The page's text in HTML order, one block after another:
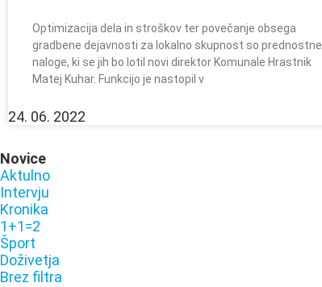
Optimizacija dela in stroškov ter povečanje obsega
gradbene dejavnosti za lokalno skupnost so prednostne
naloge, ki se jih bo lotil novi direktor Komunale Hrastnik
Matej Kuhar. Funkcijo je nastopil v
24. 06. 2022
Novice
Aktulno
Intervju
Kronika
1+1=2
Šport
Doživetja
Brez filtra